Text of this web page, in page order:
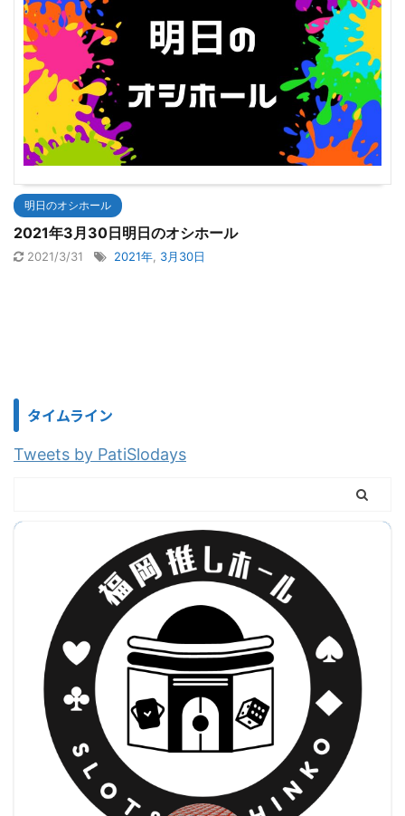
明日のオシホール
2021年3月30日明日のオシホール
2021/3/31 2021年, 3月30日
タイムライン
Tweets by PatiSlodays